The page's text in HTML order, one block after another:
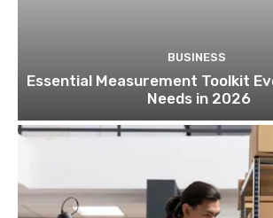
BUSINESS
Essential Measurement Toolkit
Needs in 2026